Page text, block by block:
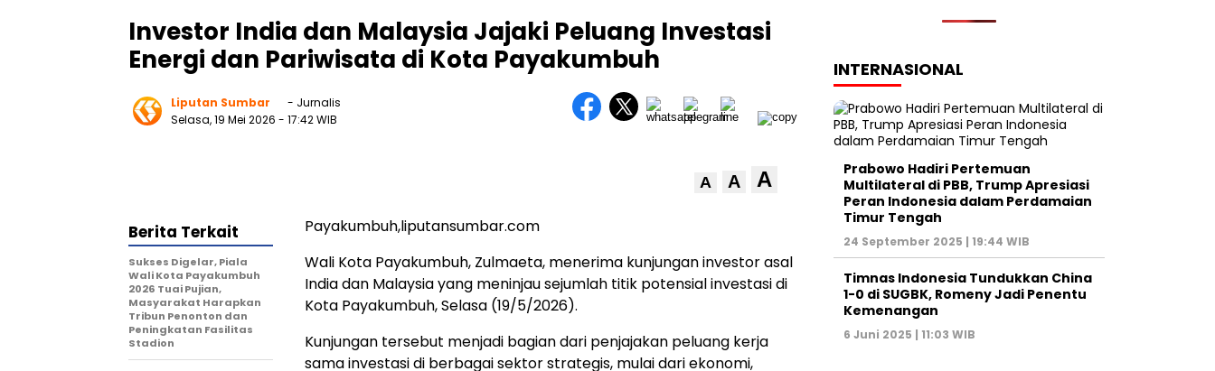
Investor India dan Malaysia Jajaki Peluang Investasi
Energi dan Pariwisata di Kota Payakumbuh
Liputan Sumbar
- Jurnalis
Selasa, 19 Mei 2026 - 17:42 WIB
A A A
Payakumbuh,liputansumbar.com
Wali Kota Payakumbuh, Zulmaeta, menerima kunjungan investor asal
India dan Malaysia yang meninjau sejumlah titik potensial investasi di
Kota Payakumbuh, Selasa (19/5/2026).
Kunjungan tersebut menjadi bagian dari penjajakan peluang kerja
sama investasi di berbagai sektor strategis, mulai dari ekonomi,
Berita Terkait
Sukses Digelar, Piala
Wali Kota Payakumbuh
2026 Tuai Pujian,
Masyarakat Harapkan
Tribun Penonton dan
Peningkatan Fasilitas
Stadion
INTERNASIONAL
Prabowo Hadiri Pertemuan
Multilateral di PBB, Trump Apresiasi
Peran Indonesia dalam Perdamaian
Timur Tengah
24 September 2025 | 19:44 WIB
Timnas Indonesia Tundukkan China
1-0 di SUGBK, Romeny Jadi Penentu
Kemenangan
6 Juni 2025 | 11:03 WIB